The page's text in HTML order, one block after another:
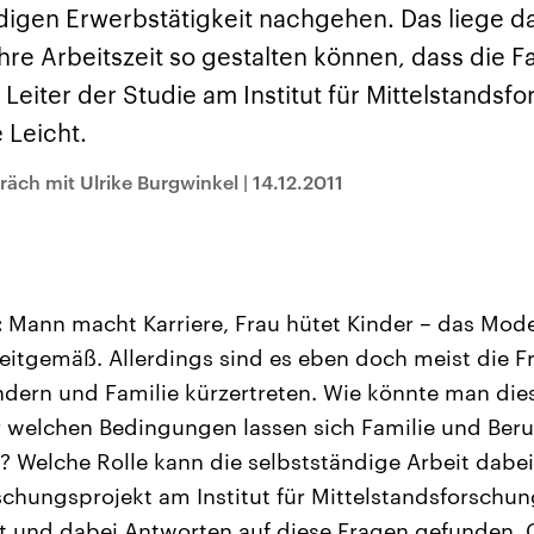
gehören die
Einfluss auf das
Der Überfall der
Terrororganisation
auf Israel hat in der
zerstören. Diese wird wie
die Hisbollah im Libanon
Der Iran – seit der
1979 auch
von einem
Erwerbstätigkeit nachgehen. Das liege
Arbeitszeit so gestalten können, dass die
der Studie am Institut für
Leicht.
mit Ulrike Burgwinkel | 14.12.2011
Mann macht Karriere, Frau hütet Kinder – das
Allerdings sind es eben doch meist die
und Familie kürzertreten. Wie könnte man
Bedingungen lassen sich Familie und
Welche Rolle kann die selbstständige Arbeit
am Institut für